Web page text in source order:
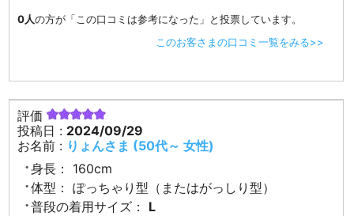
0人の方が「この口コミは参考になった」と投票しています。
このお客さまの口コミ一覧をみる>>
評価
投稿日 : 2024/09/29
お名前 : りょんさま (50代～ 女性)
身長：
160cm
体型：
ぽっちゃり型（またはがっしり型）
普段の着用サイズ：
L